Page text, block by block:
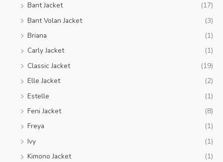
Bant Jacket
(17)
Bant Volan Jacket
(3)
Briana
(1)
Carly Jacket
(1)
Classic Jacket
(19)
Elle Jacket
(2)
Estelle
(1)
Feni Jacket
(8)
Freya
(1)
Ivy
(1)
Kimono Jacket
(1)